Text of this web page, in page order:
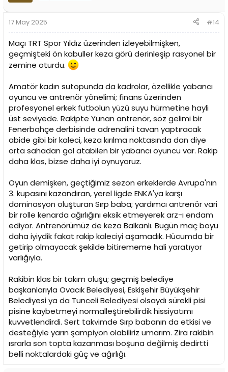
17 May 2025 #14
Maçı TRT Spor Yıldız üzerinden izleyebilmişken,
geçmişteki ön kabuller keza görü derinleşip rasyonel bir
zemine oturdu.
Amatör kadın sutopunda da kadrolar, özellikle yabancı
oyuncu ve antrenör yönelimi; finans üzerinden
profesyonel erkek futbolun yüzü suyu hürmetine hayli
üst seviyede. Rakipte Yunan antrenör, söz gelimi bir
Fenerbahçe derbisinde adrenalini tavan yaptıracak
abide gibi bir kaleci, keza kırılma noktasında dan diye
orta sahadan gol atabilen bir yabancı oyuncu var. Rakip
daha klas, bizse daha iyi oynuyoruz.
Oyun demişken, geçtiğimiz sezon erkeklerde Avrupa'nın
3. kupasını kazandıran, yerel ligde ENKA'ya karşı
dominasyon oluşturan Sırp baba; yardımcı antrenör vari
bir rolle kenarda ağırlığını eksik etmeyerek arz-ı endam
ediyor. Antrenörümüz de keza Balkanlı. Bugün maç boyu
daha iyiydik fakat rakip kaleciyi aşamadık. Hücumda bir
getirip olmayacak şekilde bitirememe hali yaratıyor
varlığıyla.
Rakibin klas bir takım oluşu; geçmiş belediye
başkanlarıyla Ovacık Belediyesi, Eskişehir Büyükşehir
Belediyesi ya da Tunceli Belediyesi olsaydı sürekli pisi
pisine kaybetmeyi normalleştirebilirdik hissiyatımı
kuvvetlendirdi. Sert takvimde Sırp babanın da etkisi ve
desteğiyle yarın şampiyon olabiliriz umarım. Zira rakibin
ısrarla son topta kazanması boşuna değilmiş dedirtti
belli noktalardaki güç ve ağırlığı.